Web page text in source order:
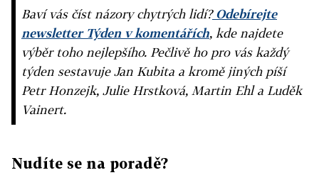
Baví vás číst názory chytrých lidí?Odebírejte
newsletter Týden v komentářích, kde najdete
výběr toho nejlepšího. Pečlivě ho pro vás každý
týden sestavuje Jan Kubita a kromě jiných píší
Petr Honzejk, Julie Hrstková, Martin Ehl a Luděk
Vainert.
Nudíte se na poradě?